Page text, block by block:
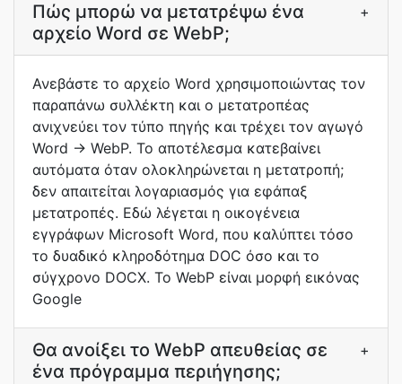
Πώς μπορώ να μετατρέψω ένα
αρχείο Word σε WebP;
+
Ανεβάστε το αρχείο Word χρησιμοποιώντας τον
παραπάνω συλλέκτη και ο μετατροπέας
ανιχνεύει τον τύπο πηγής και τρέχει τον αγωγό
Word → WebP. Το αποτέλεσμα κατεβαίνει
αυτόματα όταν ολοκληρώνεται η μετατροπή;
δεν απαιτείται λογαριασμός για εφάπαξ
μετατροπές. Εδώ λέγεται η οικογένεια
εγγράφων Microsoft Word, που καλύπτει τόσο
το δυαδικό κληροδότημα DOC όσο και το
σύγχρονο DOCX. Το WebP είναι μορφή εικόνας
Google
Θα ανοίξει το WebP απευθείας σε
ένα πρόγραμμα περιήγησης;
+